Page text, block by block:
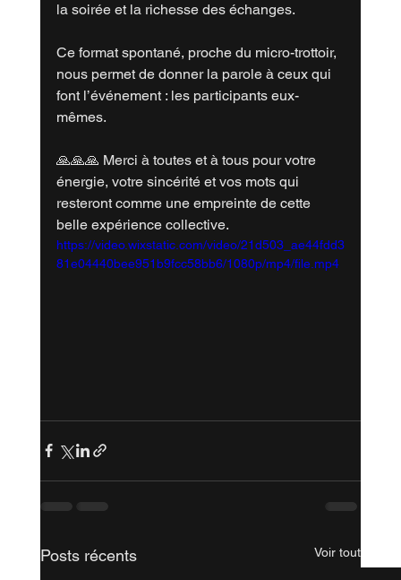
la soirée et la richesse des échanges.
Ce format spontané, proche du micro-trottoir,
nous permet de donner la parole à ceux qui
font l’événement : les participants eux-
mêmes.
🙏🙏🙏 Merci à toutes et à tous pour votre
énergie, votre sincérité et vos mots qui
resteront comme une empreinte de cette
belle expérience collective.
https://video.wixstatic.com/video/21d503_ae44fdd3
81e04440bee951b9fcc58bb6/1080p/mp4/file.mp4
Posts récents Voir tout